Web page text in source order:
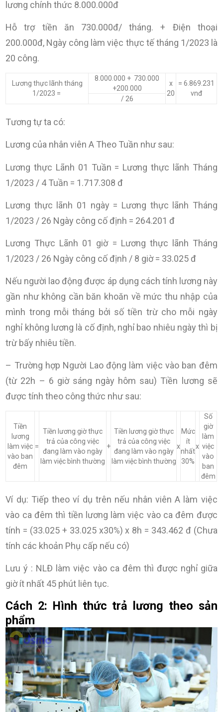
lương chính thức 8.000.000đ
Hỗ trợ tiền ăn 730.000đ/ tháng. + Điện thoại
200.000đ, Ngày công làm việc thực tế tháng 1/2023 là
20 công.
Lương thực lãnh tháng
1/2023 =
8.000.000 + 730.000
+200.000
x
20
= 6.869.231
vnđ
/ 26
Tương tự ta có:
Lương của nhân viên A Theo Tuần như sau:
Lương thực Lãnh 01 Tuần = Lương thực lãnh Tháng
1/2023 / 4 Tuần = 1.717.308 đ
Lương thực lãnh 01 ngày = Lương thực lãnh Tháng
1/2023 / 26 Ngày công cố định = 264.201 đ
Lương Thực Lãnh 01 giờ = Lương thực lãnh Tháng
1/2023 / 26 Ngày công cố định / 8 giờ = 33.025 đ
Nếu người lao động được áp dụng cách tính lương này
gần như không cần băn khoăn về mức thu nhập của
mình trong mỗi tháng bởi số tiền trừ cho mỗi ngày
nghỉ không lương là cố định, nghỉ bao nhiêu ngày thì bị
trừ bấy nhiêu tiền.
– Trường hợp Người Lao động làm việc vào ban đêm
(từ 22h – 6 giờ sáng ngày hôm sau) Tiền lương sẽ
được tính theo công thức như sau:
Tiền
lương
làm việc
vào ban
đêm
=
Tiền lương giờ thực
trả của công việc
đang làm vào ngày
làm việc bình thường
+
Tiền lương giờ thực
trả của công việc
đang làm vào ngày
làm việc bình thường
x
Mức
ít
nhất
30%
x
Số
giờ
làm
việc
vào
ban
đêm
Ví dụ: Tiếp theo ví dụ trên nếu nhân viên A làm việc
vào ca đêm thì tiền lương làm việc vào ca đêm được
tính = (33.025 + 33.025 x30%) x 8h = 343.462 đ (Chưa
tính các khoản Phụ cấp nếu có)
Lưu ý : NLĐ làm việc vào ca đêm thì được nghỉ giữa
giờ ít nhất 45 phút liên tục.
Cách 2: Hình thức trả lương theo sản
phẩm